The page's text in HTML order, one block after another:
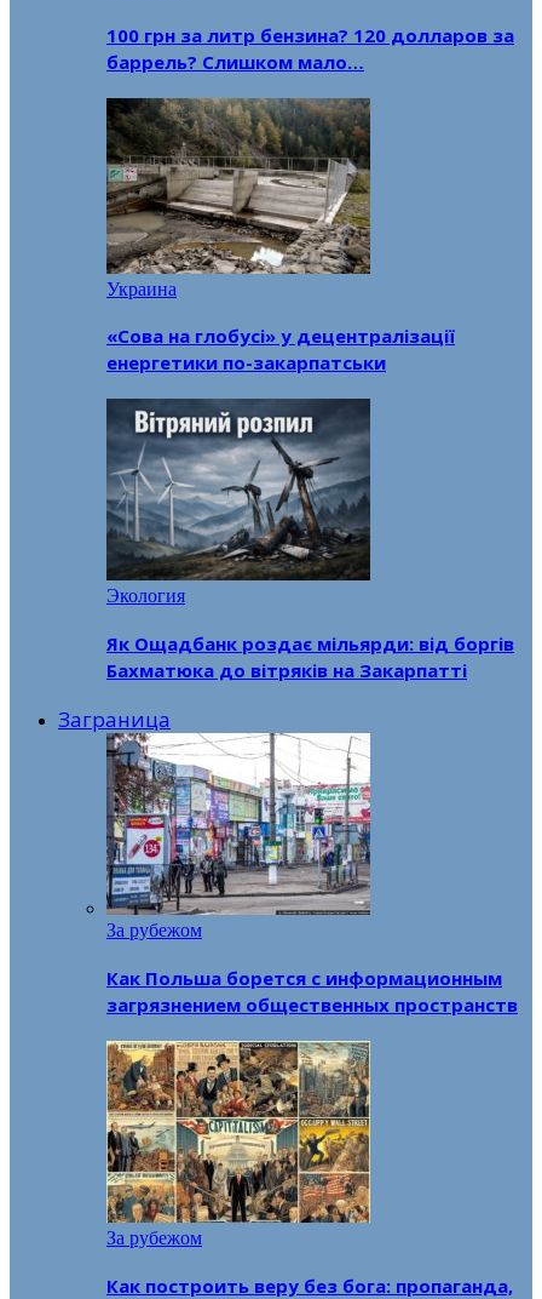
100 грн за литр бензина? 120 долларов за
баррель? Слишком мало…
Украина
«Сова на глобусі» у децентралізації
енергетики по-закарпатськи
Экология
Як Ощадбанк роздає мільярди: від боргів
Бахматюка до вітряків на Закарпатті
Заграница
За рубежом
Как Польша борется с информационным
загрязнением общественных пространств
За рубежом
Как построить веру без бога: пропаганда,